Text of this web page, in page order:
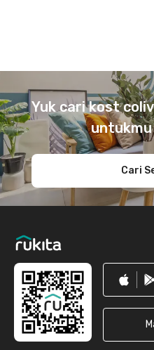
Yuk cari kost
Cari